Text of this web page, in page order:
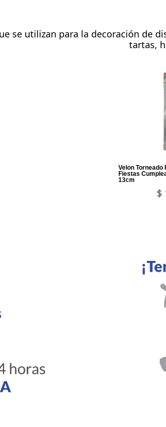
se utilizan para la decoración de
tartas,
Velon Torneado
Fiestas
13cm
$